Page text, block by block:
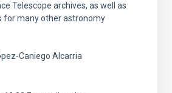
Telescope archives, as well as
for many other astronomy
Caniego Alcarria